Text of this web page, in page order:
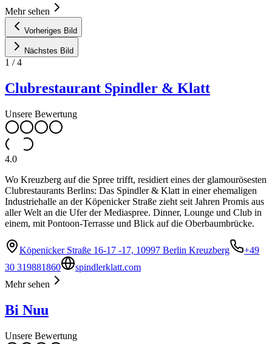
Mehr sehen
Vorheriges Bild
Nächstes Bild
1 /4
Clubrestaurant Spindler & Klatt
Unsere Bewertung
4.0
Wo Kreuzberg auf die Spree trifft, residiert eines der glamourösesten
Clubrestaurants Berlins: Das Spindler & Klatt in einer ehemaligen
Industriehalle an der Köpenicker Straße zieht seit Jahren Promis aus
aller Welt an die Ufer der Mediaspree. Dinner, Lounge und Club in
einem, mit Pontoon-Terrasse und Blick auf die Oberbaumbrücke.
Köpenicker Straße 16-17 -17, 10997 Berlin Kreuzberg
+49
30 319881860
spindlerklatt.com
Mehr sehen
Bi Nuu
Unsere Bewertung